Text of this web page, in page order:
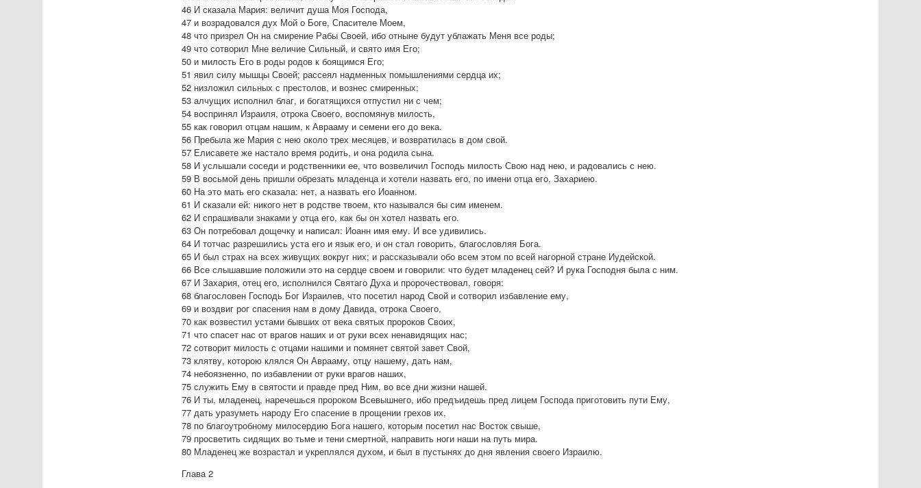
46 И сказала Мария: величит душа Моя Господа,
47 и возрадовался дух Мой о Боге, Спасителе Моем,
48 что призрел Он на смирение Рабы Своей, ибо отныне будут ублажать Меня все роды;
49 что сотворил Мне величие Сильный, и свято имя Его;
50 и милость Его в роды родов к боящимся Его;
51 явил силу мышцы Своей; рассеял надменных помышлениями сердца их;
52 низложил сильных с престолов, и вознес смиренных;
53 алчущих исполнил благ, и богатящихся отпустил ни с чем;
54 воспринял Израиля, отрока Своего, воспомянув милость,
55 как говорил отцам нашим, к Аврааму и семени его до века.
56 Пребыла же Мария с нею около трех месяцев, и возвратилась в дом свой.
57 Елисавете же настало время родить, и она родила сына.
58 И услышали соседи и родственники ее, что возвеличил Господь милость Свою над нею, и радовались с нею.
59 В восьмой день пришли обрезать младенца и хотели назвать его, по имени отца его, Захариею.
60 На это мать его сказала: нет, а назвать его Иоанном.
61 И сказали ей: никого нет в родстве твоем, кто назывался бы сим именем.
62 И спрашивали знаками у отца его, как бы он хотел назвать его.
63 Он потребовал дощечку и написал: Иоанн имя ему. И все удивились.
64 И тотчас разрешились уста его и язык его, и он стал говорить, благословляя Бога.
65 И был страх на всех живущих вокруг них; и рассказывали обо всем этом по всей нагорной стране Иудейской.
66 Все слышавшие положили это на сердце своем и говорили: что будет младенец сей? И рука Господня была с ним.
67 И Захария, отец его, исполнился Святаго Духа и пророчествовал, говоря:
68 благословен Господь Бог Израилев, что посетил народ Свой и сотворил избавление ему,
69 и воздвиг рог спасения нам в дому Давида, отрока Своего,
70 как возвестил устами бывших от века святых пророков Своих,
71 что спасет нас от врагов наших и от руки всех ненавидящих нас;
72 сотворит милость с отцами нашими и помянет святой завет Свой,
73 клятву, которою клялся Он Аврааму, отцу нашему, дать нам,
74 небоязненно, по избавлении от руки врагов наших,
75 служить Ему в святости и правде пред Ним, во все дни жизни нашей.
76 И ты, младенец, наречешься пророком Всевышнего, ибо предъидешь пред лицем Господа приготовить пути Ему,
77 дать уразуметь народу Его спасение в прощении грехов их,
78 по благоутробному милосердию Бога нашего, которым посетил нас Восток свыше,
79 просветить сидящих во тьме и тени смертной, направить ноги наши на путь мира.
80 Младенец же возрастал и укреплялся духом, и был в пустынях до дня явления своего Израилю.
Глава 2